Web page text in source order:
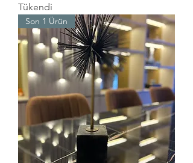
Tükendi
Son 1 Ürün